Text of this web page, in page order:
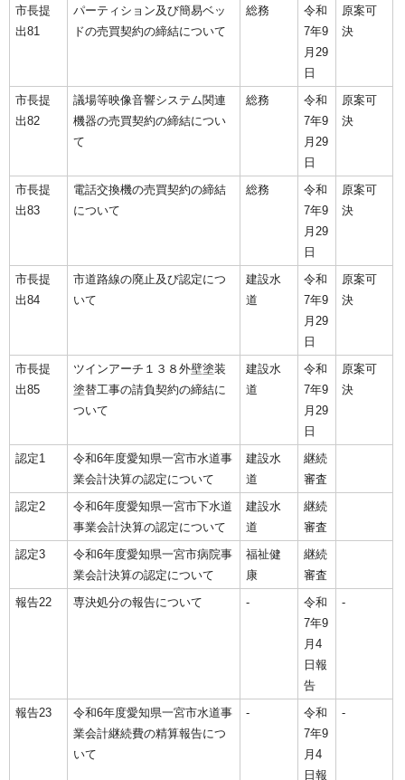
市長提
出81
パーティション及び簡易ベッ
ドの売買契約の締結について
総務
令和
7年9
月29
日
原案可
決
市長提
出82
議場等映像音響システム関連
機器の売買契約の締結につい
て
総務
令和
7年9
月29
日
原案可
決
市長提
出83
電話交換機の売買契約の締結
について
総務
令和
7年9
月29
日
原案可
決
市長提
出84
市道路線の廃止及び認定につ
いて
建設水
道
令和
7年9
月29
日
原案可
決
市長提
出85
ツインアーチ１３８外壁塗装
塗替工事の請負契約の締結に
ついて
建設水
道
令和
7年9
月29
日
原案可
決
認定1
令和6年度愛知県一宮市水道事
業会計決算の認定について
建設水
道
継続
審査
認定2
令和6年度愛知県一宮市下水道
事業会計決算の認定について
建設水
道
継続
審査
認定3
令和6年度愛知県一宮市病院事
業会計決算の認定について
福祉健
康
継続
審査
報告22
専決処分の報告について ‐
令和
7年9
月4
日報
告
‐
報告23
令和6年度愛知県一宮市水道事
業会計継続費の精算報告につ
いて
‐
令和
7年9
月4
日報
‐